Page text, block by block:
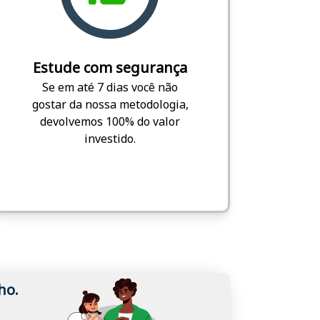
Estude com segurança
Se em até 7 dias você não
gostar da nossa metodologia,
devolvemos 100% do valor
investido.